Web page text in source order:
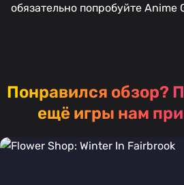
обязательно попробуйте Anime
Понравился обзор?
ещё игры нам